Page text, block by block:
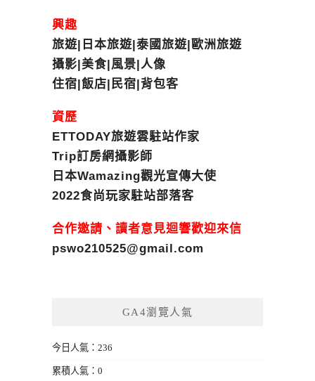
興趣
旅遊|日本旅遊|泰國旅遊|歐洲旅遊
攝影|美食|風景|人像
住宿|飯店|民宿|背包客
資歷
ETTODAY旅遊雲駐站作家
Trip訂房網攝影師
日本Wamazing觀光宣傳大使
2022食尚玩家駐站部落客
合作邀請、讀者意見迴響歡迎來信
pswo210525@gmail.com
GA4瀏覽人氣
今日人氣：236
累積人氣：0